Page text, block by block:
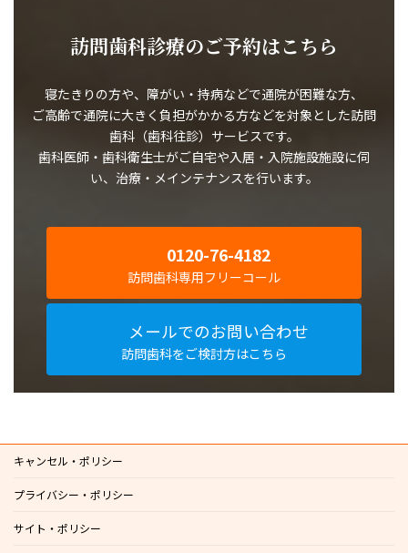
訪問歯科診療のご予約はこちら
寝たきりの方や、障がい・持病などで通院が困難な方、
ご高齢で通院に大きく負担がかかる方などを対象とした訪問
歯科（歯科往診）サービスです。
歯科医師・歯科衛生士がご自宅や入居・入院施設施設に伺
い、治療・メインテナンスを行います。
0120-76-4182
訪問歯科専用フリーコール
メールでのお問い合わせ
訪問歯科をご検討方はこちら
キャンセル・ポリシー
プライバシー・ポリシー
サイト・ポリシー